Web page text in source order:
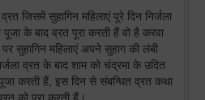
जिसमें सुहागिन महिलाएं पूरे दिन निर्जला
के बाद व्रत पूरा करती हैं वो है करवा
सुहागिन महिलाएं अपने सुहाग की लंबी
व्रत के बाद शाम को चंद्रमा के उदित
पूजा करती हैं, इस दिन से संबन्धित व्रत कथा
को पूरा करती हैं।